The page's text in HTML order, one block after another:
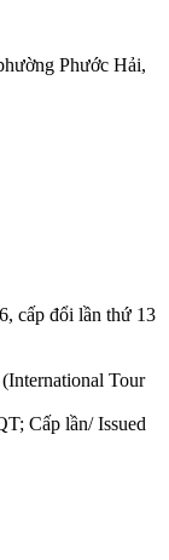
Phước Hải,
cấp đổi lần thứ 13
Tour
Cấp lần/ Issued